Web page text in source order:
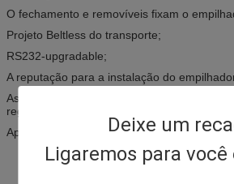
Deixe um
Ligaremos para você
O fechamento e removíveis fixam o
Projeto Beltless do transporte;
RS232-upgradable;
A reputação para a instalação do
As notas coletivas no empilhador são
registro;
Apoio para detectar notas alteradas